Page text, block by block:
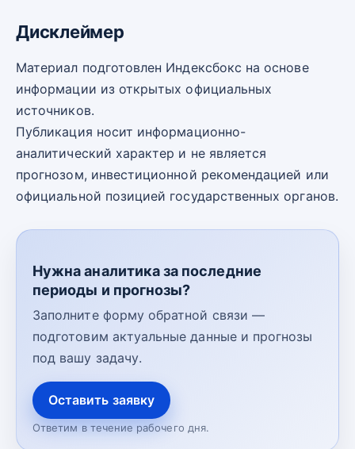
Дисклеймер
Материал подготовлен Индексбокс на основе
информации из открытых официальных
источников.
Публикация носит информационно-
аналитический характер и не является
прогнозом, инвестиционной рекомендацией или
официальной позицией государственных органов.
Нужна аналитика за последние
периоды и прогнозы?
Заполните форму обратной связи —
подготовим актуальные данные и прогнозы
под вашу задачу.
Оставить заявку
Ответим в течение рабочего дня.